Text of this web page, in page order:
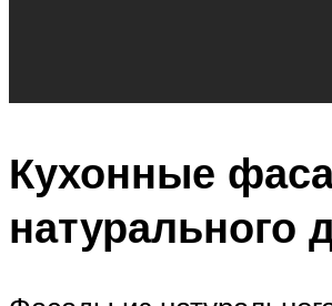
Кухонные
натурального